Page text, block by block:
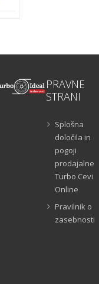
PRAVNE
STRANI
Splošna
določila in
pogoji
prodajalne
Turbo Cevi
Online
Pravilnik o
zasebnosti